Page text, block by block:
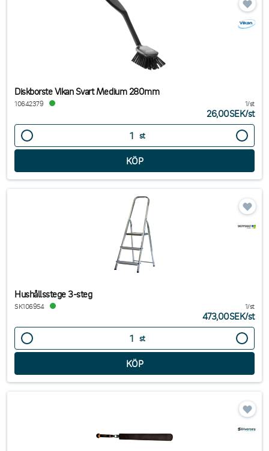
Diskborste Vikan Svart Medium 280mm
10642379 1/st
26,00SEK/st
st
Hushållsstege 3-steg
SK106954 1/st
473,00SEK/st
st